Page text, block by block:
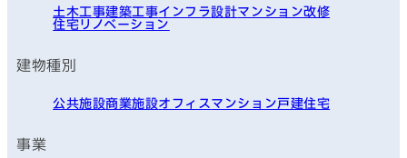
土木工事建築工事インフラ設計マンション改修
住宅リノベーション
建物種別
公共施設商業施設オフィスマンション戸建住宅
事業